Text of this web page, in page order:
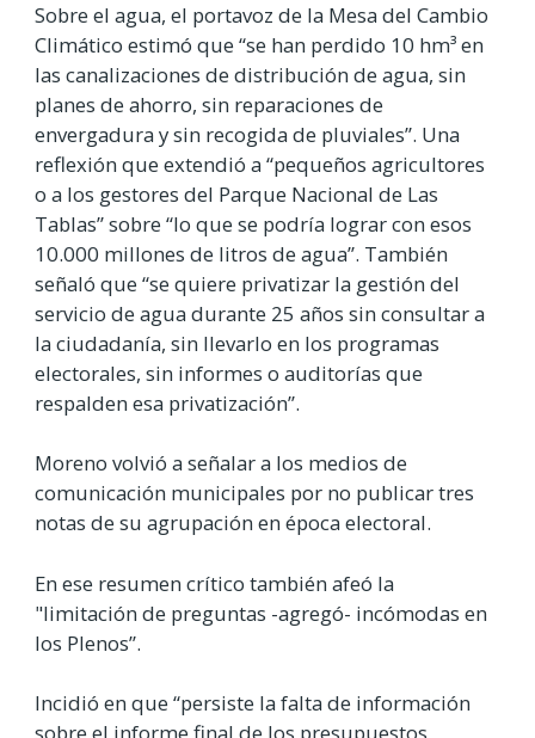
Sobre el agua, el portavoz de la Mesa del Cambio
Climático estimó que “se han perdido 10 hm³ en
las canalizaciones de distribución de agua, sin
planes de ahorro, sin reparaciones de
envergadura y sin recogida de pluviales”. Una
reflexión que extendió a “pequeños agricultores
o a los gestores del Parque Nacional de Las
Tablas” sobre “lo que se podría lograr con esos
10.000 millones de litros de agua”. También
señaló que “se quiere privatizar la gestión del
servicio de agua durante 25 años sin consultar a
la ciudadanía, sin llevarlo en los programas
electorales, sin informes o auditorías que
respalden esa privatización”.
Moreno volvió a señalar a los medios de
comunicación municipales por no publicar tres
notas de su agrupación en época electoral.
En ese resumen crítico también afeó la
"limitación de preguntas -agregó- incómodas en
los Plenos”.
Incidió en que “persiste la falta de información
sobre el informe final de los presupuestos